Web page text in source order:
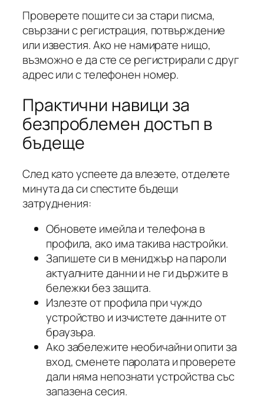
Проверете пощите си за стари писма,
свързани с регистрация, потвърждение
или известия. Ако не намирате нищо,
възможно е да сте се регистрирали с друг
адрес или с телефонен номер.
Практични навици за
безпроблемен достъп в
бъдеще
След като успеете да влезете, отделете
минута да си спестите бъдещи
затруднения:
Обновете имейла и телефона в
профила, ако има такива настройки.
Запишете си в мениджър на пароли
актуалните данни и не ги държите в
бележки без защита.
Излезте от профила при чуждо
устройство и изчистете данните от
браузъра.
Ако забележите необичайни опити за
вход, сменете паролата и проверете
дали няма непознати устройства със
запазена сесия.